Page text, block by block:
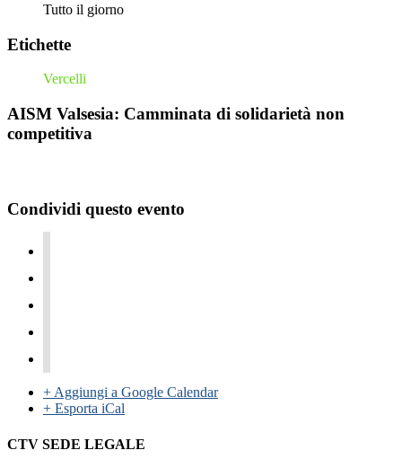
Tutto il giorno
Etichette
Vercelli
AISM Valsesia: Camminata di solidarietà non
competitiva
Condividi questo evento
+ Aggiungi a Google Calendar
+ Esporta iCal
CTV SEDE LEGALE